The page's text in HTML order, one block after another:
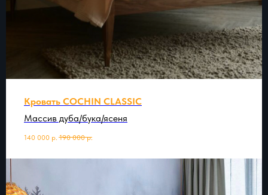
Кровать COCHIN CLASSIC
Массив дуба/бука/ясеня
140 000 р. 190 000 р.